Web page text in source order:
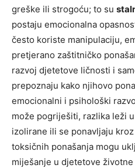
greške ili strogoću; to su
postaju emocionalna
često koriste manipulaciju,
pretjerano zaštitničko
razvoj djetetove ličnosti i
prepoznaju kako njihovo
emocionalni i psihološki
može pogriješiti, razlika leži
izolirane ili se ponavljaju
toksičnih ponašanja mogu
miješanje u djetetove